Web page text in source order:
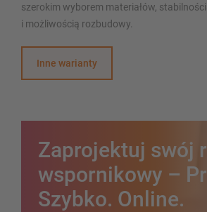
szerokim wyborem materiałów,
i możliwością rozbudowy.
Inne warianty
Zaprojektuj swój
wspornikowy –
Szybko. Online.